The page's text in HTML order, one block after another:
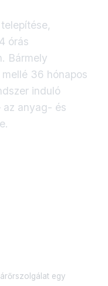
órás
Bármely
36 hónapos
induló
anyag- és
egy